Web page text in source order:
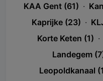
KAA Gent (61) ·
Kaprijke (23) ·
Korte Keten (1) ·
Landegem
Leopoldkanaal